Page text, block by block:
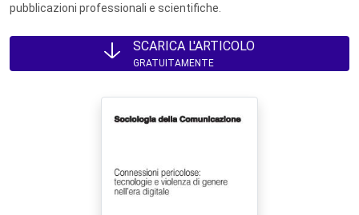
pubblicazioni professionali e scientifiche.
SCARICA L'ARTICOLO
GRATUITAMENTE